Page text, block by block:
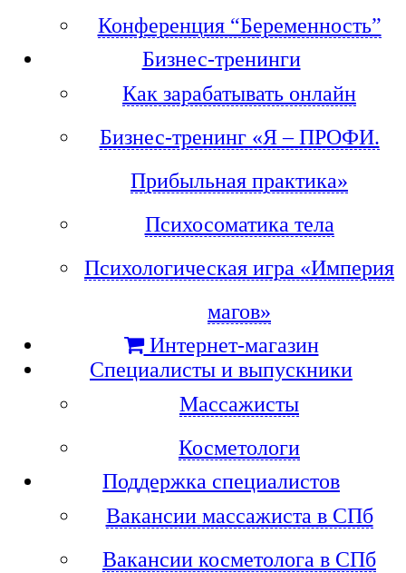
Конференция “Беременность”
Бизнес-тренинги
Как зарабатывать онлайн
Бизнес-тренинг «Я – ПРОФИ.
Прибыльная практика»
Психосоматика тела
Психологическая игра «Империя
магов»
Интернет-магазин
Специалисты и выпускники
Массажисты
Косметологи
Поддержка специалистов
Вакансии массажиста в СПб
Вакансии косметолога в СПб